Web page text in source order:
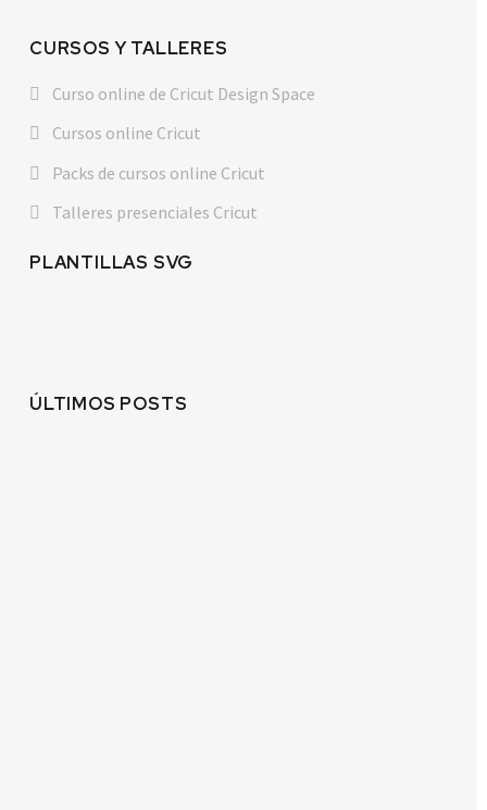
CURSOS Y TALLERES
Curso online de Cricut Design Space
Cursos online Cricut
Packs de cursos online Cricut
Talleres presenciales Cricut
PLANTILLAS SVG
ÚLTIMOS POSTS